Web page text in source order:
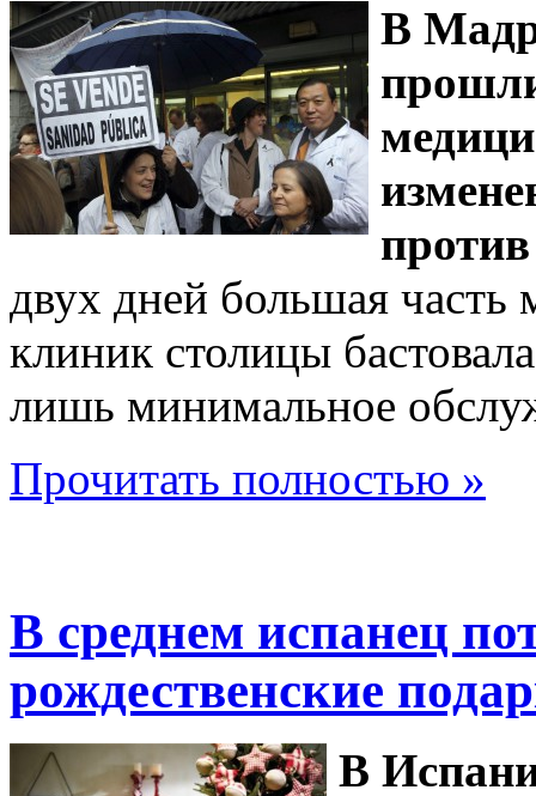
В
двух дней большая часть
клиник столицы
лишь минимальное
Прочитать полностью »
В среднем испанец
рождественские
В